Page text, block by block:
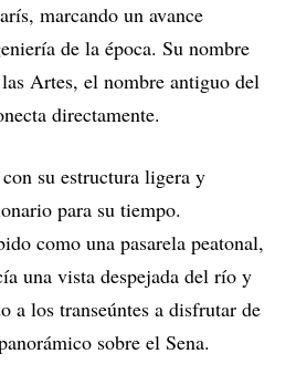
marcando un avance
de la época. Su nombre
Artes, el nombre antiguo del
directamente.
su estructura ligera y
para su tiempo.
como una pasarela peatonal,
una vista despejada del río y
a los transeúntes a disfrutar de
sobre el Sena.